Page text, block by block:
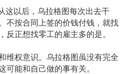
这以后，乌拉格图每次出去干
不按合同上签的价钱付钱，就找
反正想找零工的雇主多的是。
维权意识。乌拉格图虽没有完全
可能和自己做的事有关。